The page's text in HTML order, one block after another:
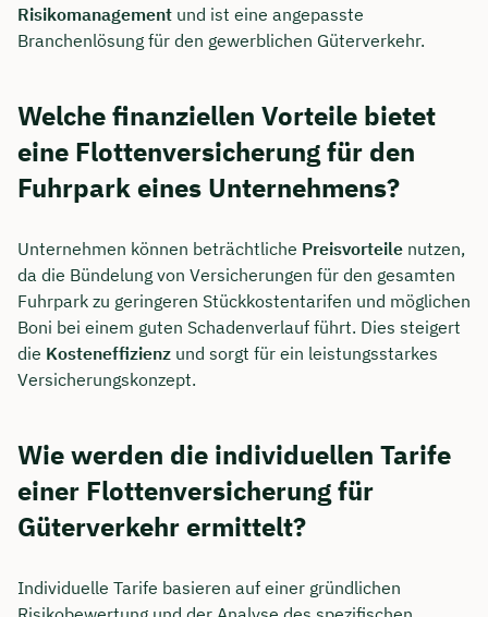
Risikomanagement und ist eine angepasste
Branchenlösung für den gewerblichen Güterverkehr.
Welche finanziellen Vorteile bietet
eine Flottenversicherung für den
Fuhrpark eines Unternehmens?
Unternehmen können beträchtliche Preisvorteile nutzen,
da die Bündelung von Versicherungen für den gesamten
Fuhrpark zu geringeren Stückkostentarifen und möglichen
Boni bei einem guten Schadenverlauf führt. Dies steigert
die Kosteneffizienz und sorgt für ein leistungsstarkes
Versicherungskonzept.
Wie werden die individuellen Tarife
einer Flottenversicherung für
Güterverkehr ermittelt?
Individuelle Tarife basieren auf einer gründlichen